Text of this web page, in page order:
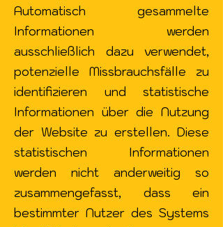
Automatisch gesammelte
Informationen werden
ausschließlich dazu verwendet,
potenzielle Missbrauchsfälle zu
identifizieren und statistische
Informationen über die Nutzung
der Website zu erstellen. Diese
statistischen Informationen
werden nicht anderweitig so
zusammengefasst, dass ein
bestimmter Nutzer des Systems